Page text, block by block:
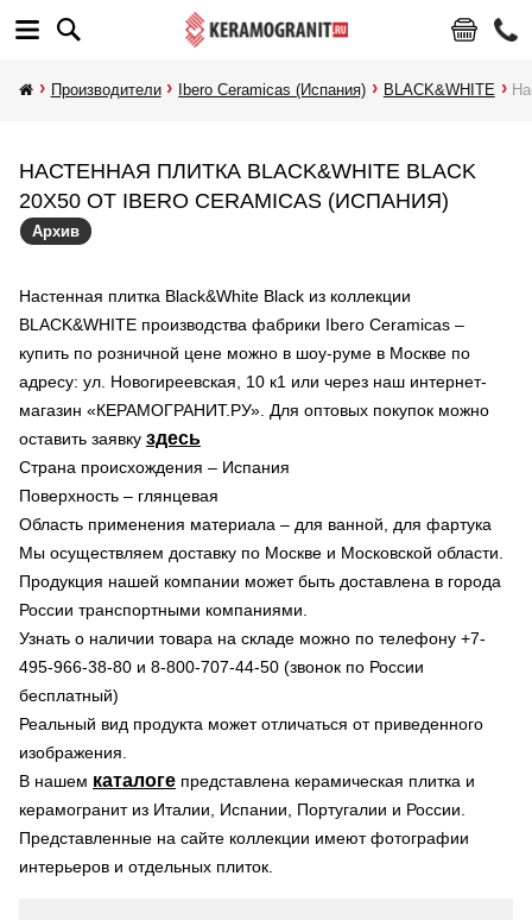
Производители Ibero Ceramicas (Испания) BLACK&WHITE
НАСТЕННАЯ ПЛИТКА BLACK&WHITE BLACK
20X50 ОТ IBERO CERAMICAS (ИСПАНИЯ)
Архив
Настенная плитка Black&White Black из коллекции
BLACK&WHITE производства фабрики Ibero Ceramicas –
купить по розничной цене можно в шоу-руме в Москве по
адресу: ул. Новогиреевская, 10 к1 или через наш интернет-
магазин «КЕРАМОГРАНИТ.РУ». Для оптовых покупок можно
оставить заявку здесь
Страна происхождения – Испания
Поверхность – глянцевая
Область применения материала – для ванной, для фартука
Мы осуществляем доставку по Москве и Московской области.
Продукция нашей компании может быть доставлена в города
России транспортными компаниями.
Узнать о наличии товара на складе можно по телефону +7-
495-966-38-80 и 8-800-707-44-50 (звонок по России
бесплатный)
Реальный вид продукта может отличаться от приведенного
изображения.
В нашем каталоге представлена керамическая плитка и
керамогранит из Италии, Испании, Португалии и России.
Представленные на сайте коллекции имеют фотографии
интерьеров и отдельных плиток.